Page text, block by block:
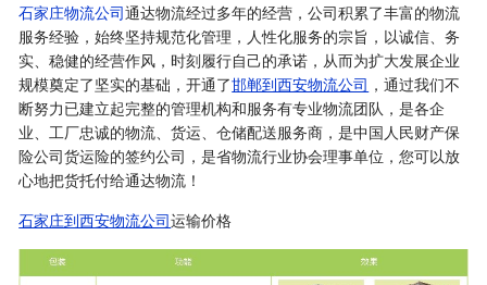
石家庄物流公司通达物流经过多年的经营，公司积累了丰富的物流
服务经验，始终坚持规范化管理，人性化服务的宗旨，以诚信、务
实、稳健的经营作风，时刻履行自己的承诺，从而为扩大发展企业
规模奠定了坚实的基础，开通了邯郸到西安物流公司 ，通过我们不
断努力已建立起完整的管理机构和服务有专业物流团队，是各企
业、工厂忠诚的物流、货运、仓储配送服务商，是中国人民财产保
险公司货运险的签约公司，是省物流行业协会理事单位，您可以放
心地把货托付给通达物流！
石家庄到西安物流公司运输价格